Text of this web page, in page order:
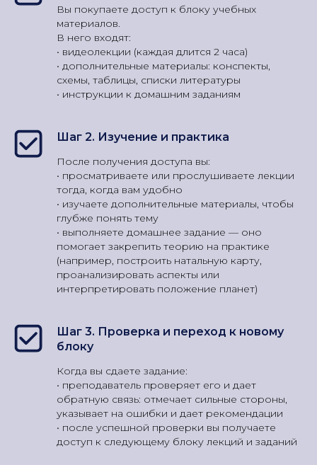
Вы покупаете доступ к блоку учебных
материалов.
В него входят:
• видеолекции (каждая длится 2 часа)
• дополнительные материалы: конспекты,
схемы, таблицы, списки литературы
• инструкции к домашним заданиям
Шаг 2. Изучение и практика
После получения доступа вы:
• просматриваете или прослушиваете лекции
тогда, когда вам удобно
• изучаете дополнительные материалы, чтобы
глубже понять тему
• выполняете домашнее задание — оно
помогает закрепить теорию на практике
(например, построить натальную карту,
проанализировать аспекты или
интерпретировать положение планет)
Шаг 3. Проверка и переход к новому
блоку
Когда вы сдаете задание:
• преподаватель проверяет его и дает
обратную связь: отмечает сильные стороны,
указывает на ошибки и дает рекомендации
• после успешной проверки вы получаете
доступ к следующему блоку лекций и заданий